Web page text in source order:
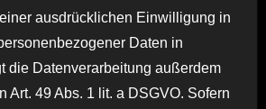
ausdrücklichen Einwilligung in
Daten in
die Datenverarbeitung außerdem
Art. 49 Abs. 1 lit. a DSGVO. Sofern